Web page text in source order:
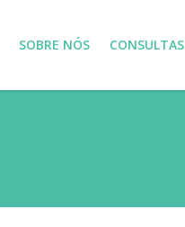
SOBRE NÓS CONSULTAS